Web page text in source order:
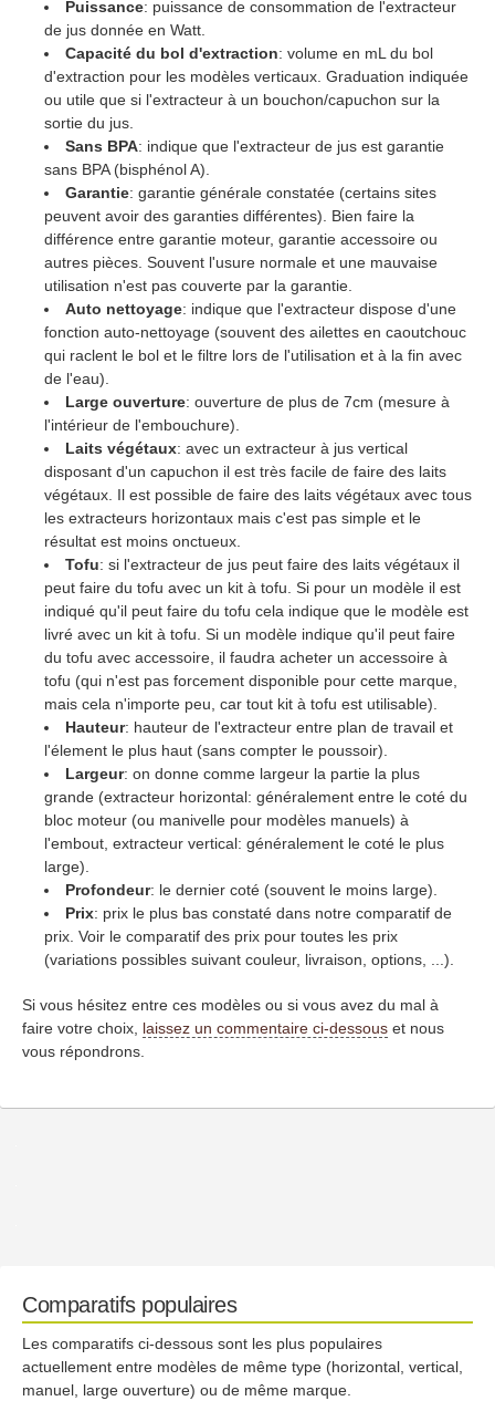
Puissance: puissance de consommation de l'extracteur
de jus donnée en Watt.
Capacité du bol d'extraction: volume en mL du bol
d'extraction pour les modèles verticaux. Graduation indiquée
ou utile que si l'extracteur à un bouchon/capuchon sur la
sortie du jus.
Sans BPA: indique que l'extracteur de jus est garantie
sans BPA (bisphénol A).
Garantie: garantie générale constatée (certains sites
peuvent avoir des garanties différentes). Bien faire la
différence entre garantie moteur, garantie accessoire ou
autres pièces. Souvent l'usure normale et une mauvaise
utilisation n'est pas couverte par la garantie.
Auto nettoyage: indique que l'extracteur dispose d'une
fonction auto-nettoyage (souvent des ailettes en caoutchouc
qui raclent le bol et le filtre lors de l'utilisation et à la fin avec
de l'eau).
Large ouverture: ouverture de plus de 7cm (mesure à
l'intérieur de l'embouchure).
Laits végétaux: avec un extracteur à jus vertical
disposant d'un capuchon il est très facile de faire des laits
végétaux. Il est possible de faire des laits végétaux avec tous
les extracteurs horizontaux mais c'est pas simple et le
résultat est moins onctueux.
Tofu: si l'extracteur de jus peut faire des laits végétaux il
peut faire du tofu avec un kit à tofu. Si pour un modèle il est
indiqué qu'il peut faire du tofu cela indique que le modèle est
livré avec un kit à tofu. Si un modèle indique qu'il peut faire
du tofu avec accessoire, il faudra acheter un accessoire à
tofu (qui n'est pas forcement disponible pour cette marque,
mais cela n'importe peu, car tout kit à tofu est utilisable).
Hauteur: hauteur de l'extracteur entre plan de travail et
l'élement le plus haut (sans compter le poussoir).
Largeur: on donne comme largeur la partie la plus
grande (extracteur horizontal: généralement entre le coté du
bloc moteur (ou manivelle pour modèles manuels) à
l'embout, extracteur vertical: généralement le coté le plus
large).
Profondeur: le dernier coté (souvent le moins large).
Prix: prix le plus bas constaté dans notre comparatif de
prix. Voir le comparatif des prix pour toutes les prix
(variations possibles suivant couleur, livraison, options, ...).
Si vous hésitez entre ces modèles ou si vous avez du mal à
faire votre choix, laissez un commentaire ci-dessous et nous
vous répondrons.
Comparatifs populaires
Les comparatifs ci-dessous sont les plus populaires
actuellement entre modèles de même type (horizontal, vertical,
manuel, large ouverture) ou de même marque.